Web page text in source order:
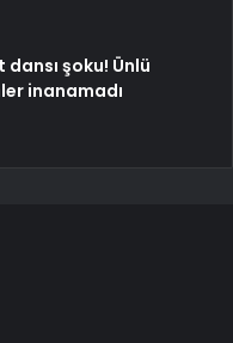
şoku! Ünlü
inanamadı